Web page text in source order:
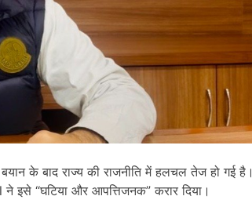
बयान के बाद राज्य की राजनीति में हलचल तेज हो गई है।
ने इसे “घटिया और आपत्तिजनक” करार दिया।